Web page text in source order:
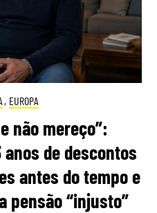
, EUROPA
não mereço”:
de descontos
antes do tempo e
pensão “injusto”